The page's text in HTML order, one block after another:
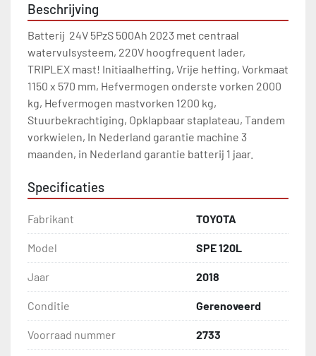
Beschrijving
Batterij  24V 5PzS 500Ah 2023 met centraal
watervulsysteem, 220V hoogfrequent lader,
TRIPLEX mast! Initiaalheffing, Vrije heffing, Vorkmaat
1150 x 570 mm, Hefvermogen onderste vorken 2000
kg, Hefvermogen mastvorken 1200 kg,
Stuurbekrachtiging, Opklapbaar staplateau, Tandem
vorkwielen, In Nederland garantie machine 3
maanden, in Nederland garantie batterij 1 jaar.
Specificaties
Fabrikant TOYOTA
Model SPE 120L
Jaar 2018
Conditie Gerenoveerd
Voorraad nummer 2733